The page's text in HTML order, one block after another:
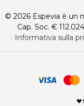
© 2026 Espevia è un
Cap. Soc. €
· Informativa sulla